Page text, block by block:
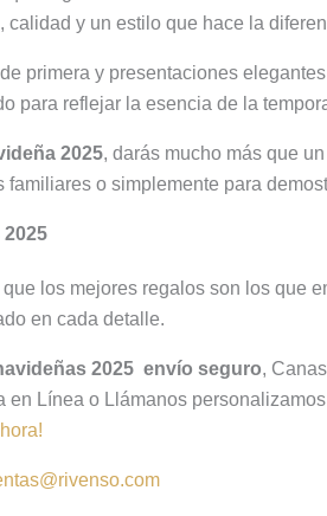
calidad y un estilo que hace la
primera y presentaciones
para reflejar la esencia de la
2025, darás mucho más que
familiares o simplemente para
que los mejores regalos son los que
en cada detalle.
2025 envío seguro,
en Línea o Llámanos